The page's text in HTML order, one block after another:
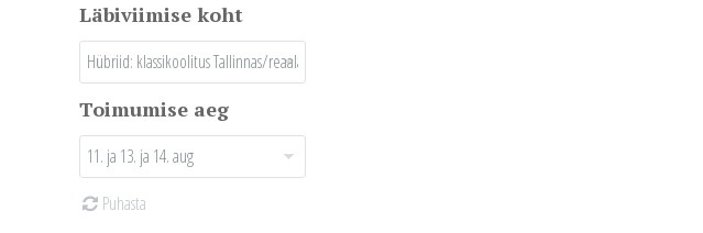
Läbiviimise koht
Toimumise aeg
Puhasta